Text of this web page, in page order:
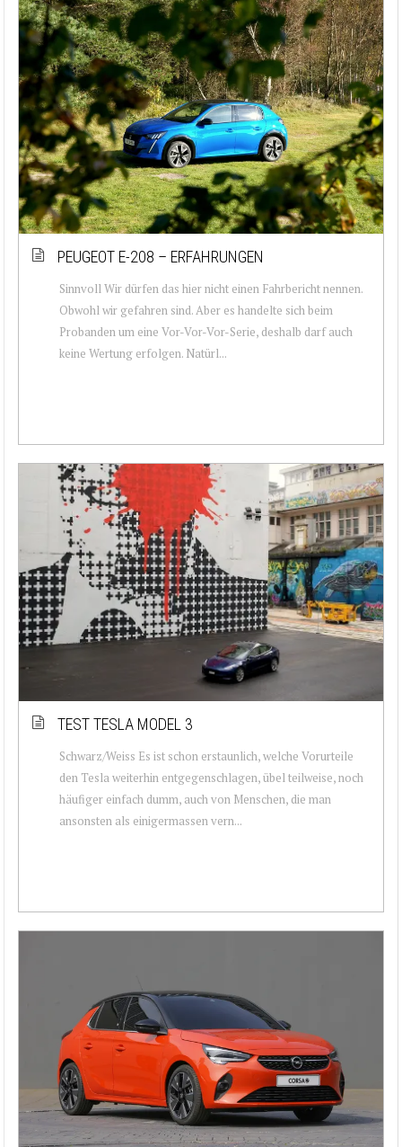
PEUGEOT E-208 – ERFAHRUNGEN
Sinnvoll Wir dürfen das hier nicht einen Fahrbericht nennen.
Obwohl wir gefahren sind. Aber es handelte sich beim
Probanden um eine Vor-Vor-Vor-Serie, deshalb darf auch
keine Wertung erfolgen. Natürl...
TEST TESLA MODEL 3
Schwarz/Weiss Es ist schon erstaunlich, welche Vorurteile
den Tesla weiterhin entgegenschlagen, übel teilweise, noch
häufiger einfach dumm, auch von Menschen, die man
ansonsten als einigermassen vern...